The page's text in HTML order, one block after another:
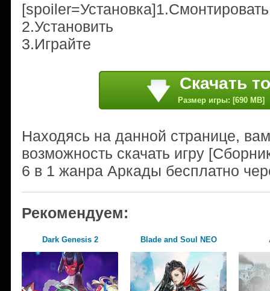
2.Установить
3.Играйте
Скачать
Размер игры: [690 MB]
Находясь на данной странице,
возможность скачать игру
6 в 1 жанра Аркады бесплатно
Рекомендуем:
Dark Genesis 2 Blade and Soul NEO